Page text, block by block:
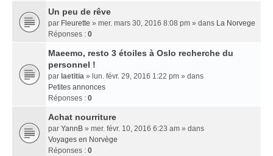
Un peu de rêve
par Fleurette » mer. mars 30, 2016 8:08 pm » dans La Norvege
Réponses : 0
Maeemo, resto 3 étoiles à Oslo recherche du
personnel !
par laetitia » lun. févr. 29, 2016 1:22 pm » dans
Petites annonces
Réponses : 0
Achat nourriture
par YannB » mer. févr. 10, 2016 6:23 am » dans
Voyages en Norvège
Réponses : 0